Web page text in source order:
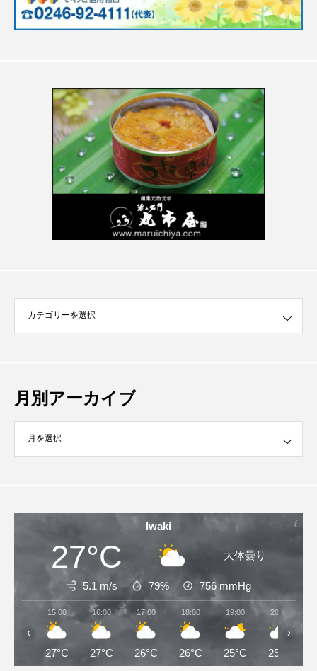
月別アーカイブ
ブ
Iwaki
27°C 大体曇り
5.1 m/s 79% 756 mmHg
15:00
27°C
16:00
27°C
17:00
26°C
18:00
26°C
19:00
25°C
20:00
25°C
‹ ›